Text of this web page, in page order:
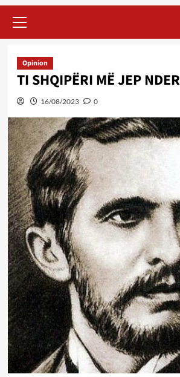
Menu
Opinion
TI SHQIPËRI MË JEP NDER
16/08/2023 0